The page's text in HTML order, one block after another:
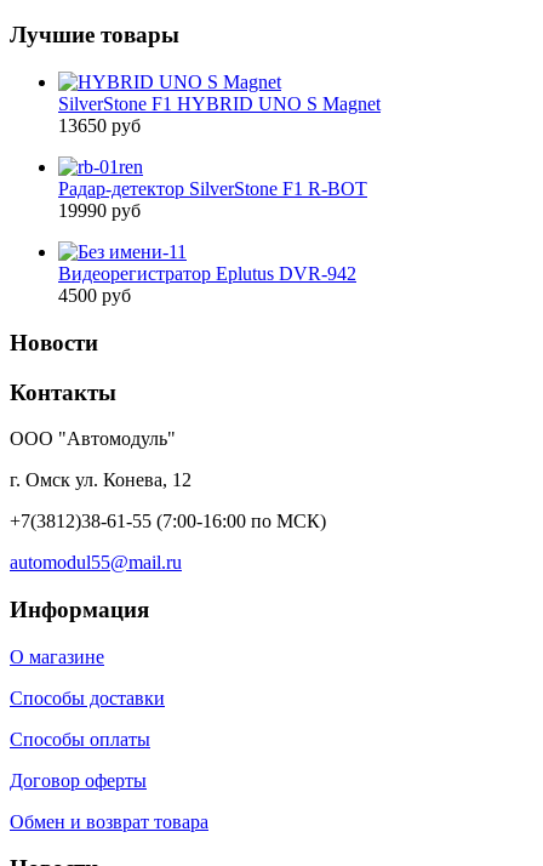
Лучшие товары
SilverStone F1 HYBRID UNO S Magnet
13650 руб
Радар-детектор SilverStone F1 R-BOT
19990 руб
Видеорегистратор Eplutus DVR-942
4500 руб
Новости
Контакты
ООО "Автомодуль"
г. Омск ул. Конева, 12
+7(3812)38-61-55 (7:00-16:00 по МСК)
automodul55@mail.ru
Информация
О магазине
Способы доставки
Способы оплаты
Договор оферты
Обмен и возврат товара